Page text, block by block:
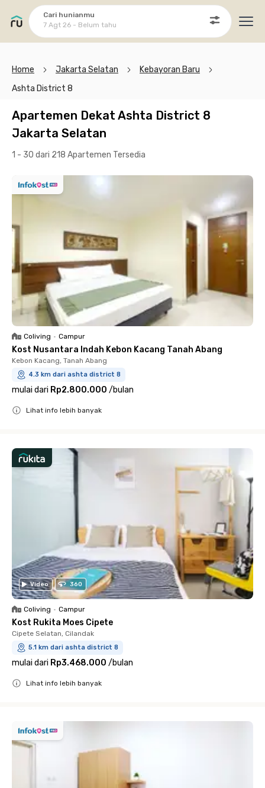
Cari hunianmu
7 Agt 26 - Belum tahu
Home Jakarta Selatan
Kebayoran Baru
Ashta District 8
Apartemen Dekat Ashta District 8
Jakarta Selatan
1 - 30 dari 218 Apartemen Tersedia
Coliving • Campur
Kost Nusantara Indah Kebon Kacang Tanah Abang
Kebon Kacang, Tanah Abang
4.3 km dari ashta district 8
mulai dari Rp2.800.000 /bulan
Lihat info lebih banyak
Video 360
Coliving • Campur
Kost Rukita Moes Cipete
Cipete Selatan, Cilandak
5.1 km dari ashta district 8
mulai dari Rp3.468.000 /bulan
Lihat info lebih banyak